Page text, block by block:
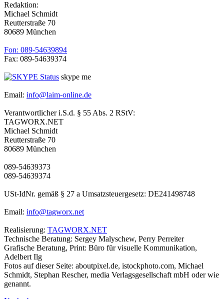
Redaktion:
Michael Schmidt
Reutterstraße 70
80689 München
Fon: 089-54639894
Fax: 089-54639374
skype me
Email: info@laim-online.de
Verantwortlicher i.S.d. § 55 Abs. 2 RStV:
TAGWORX.NET
Michael Schmidt
Reutterstraße 70
80689 München
089-54639373
089-54639374
USt-IdNr. gemäß § 27 a Umsatzsteuergesetz: DE241498748
Email: info@tagworx.net
Realisierung: TAGWORX.NET
Technische Beratung: Sergey Malyschew, Perry Perreiter
Grafische Beratung, Print: Büro für visuelle Kommunikation,
Adelbert Ilg
Fotos auf dieser Seite: aboutpixel.de, istockphoto.com, Michael
Schmidt, Stephan Rescher, media Verlagsgesellschaft mbH oder wie
genannt.